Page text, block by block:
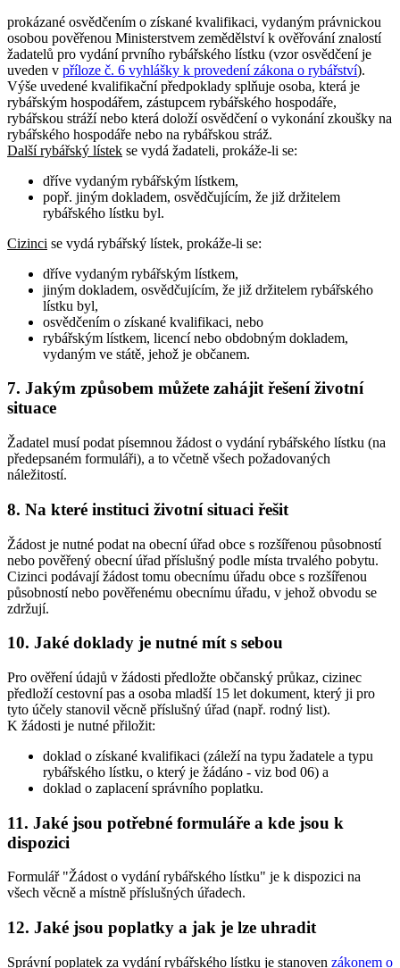
prokázané osvědčením o získané kvalifikaci, vydaným právnickou
osobou pověřenou Ministerstvem zemědělství k ověřování znalostí
žadatelů pro vydání prvního rybářského lístku (vzor osvědčení je
uveden v příloze č. 6 vyhlášky k provedení zákona o rybářství).
Výše uvedené kvalifikační předpoklady splňuje osoba, která je
rybářským hospodářem, zástupcem rybářského hospodáře,
rybářskou stráží nebo která doloží osvědčení o vykonání zkoušky na
rybářského hospodáře nebo na rybářskou stráž.
Další rybářský lístek se vydá žadateli, prokáže-li se:
dříve vydaným rybářským lístkem,
popř. jiným dokladem, osvědčujícím, že již držitelem
rybářského lístku byl.
Cizinci se vydá rybářský lístek, prokáže-li se:
dříve vydaným rybářským lístkem,
jiným dokladem, osvědčujícím, že již držitelem rybářského
lístku byl,
osvědčením o získané kvalifikaci, nebo
rybářským lístkem, licencí nebo obdobným dokladem,
vydaným ve státě, jehož je občanem.
7. Jakým způsobem můžete zahájit řešení životní
situace
Žadatel musí podat písemnou žádost o vydání rybářského lístku (na
předepsaném formuláři), a to včetně všech požadovaných
náležitostí.
8. Na které instituci životní situaci řešit
Žádost je nutné podat na obecní úřad obce s rozšířenou působností
nebo pověřený obecní úřad příslušný podle místa trvalého pobytu.
Cizinci podávají žádost tomu obecnímu úřadu obce s rozšířenou
působností nebo pověřenému obecnímu úřadu, v jehož obvodu se
zdržují.
10. Jaké doklady je nutné mít s sebou
Pro ověření údajů v žádosti předložte občanský průkaz, cizinec
předloží cestovní pas a osoba mladší 15 let dokument, který ji pro
tyto účely stanovil věcně příslušný úřad (např. rodný list).
K žádosti je nutné přiložit:
doklad o získané kvalifikaci (záleží na typu žadatele a typu
rybářského lístku, o který je žádáno - viz bod 06) a
doklad o zaplacení správního poplatku.
11. Jaké jsou potřebné formuláře a kde jsou k
dispozici
Formulář "Žádost o vydání rybářského lístku" je k dispozici na
všech věcně a místně příslušných úřadech.
12. Jaké jsou poplatky a jak je lze uhradit
Správní poplatek za vydání rybářského lístku je stanoven zákonem o